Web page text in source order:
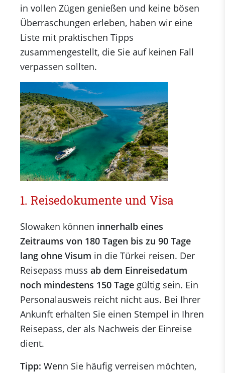
in vollen Zügen genießen und keine bösen
Überraschungen erleben, haben wir eine
Liste mit praktischen Tipps
zusammengestellt, die Sie auf keinen Fall
verpassen sollten.
1. Reisedokumente und Visa
Slowaken können innerhalb eines
Zeitraums von 180 Tagen bis zu 90 Tage
lang ohne Visum in die Türkei reisen. Der
Reisepass muss ab dem Einreisedatum
noch mindestens 150 Tage gültig sein. Ein
Personalausweis reicht nicht aus. Bei Ihrer
Ankunft erhalten Sie einen Stempel in Ihren
Reisepass, der als Nachweis der Einreise
dient.
Tipp: Wenn Sie häufig verreisen möchten,